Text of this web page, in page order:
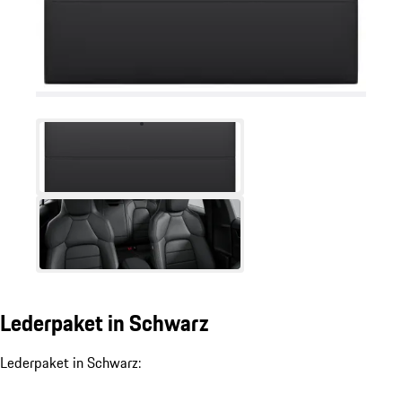
Lederpaket in Schwarz
Lederpaket in Schwarz: